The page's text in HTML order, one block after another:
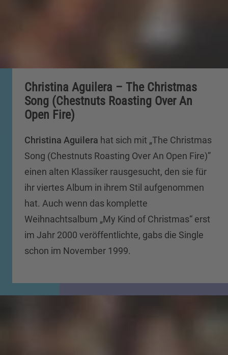
Christina Aguilera – The Christmas
Song (Chestnuts Roasting Over An
Open Fire)
Christina Aguilera hat sich mit „The Christmas
Song (Chestnuts Roasting Over An Open Fire)”
einen alten Klassiker rausgesucht, den sie für
ihr viertes Album in ihrem Stil aufgenommen
hat. Auch wenn das komplette
Weihnachtsalbum „My Kind of Christmas“ erst
im Jahr 2000 veröffentlichte, gabs die Single
schon im November 1999.